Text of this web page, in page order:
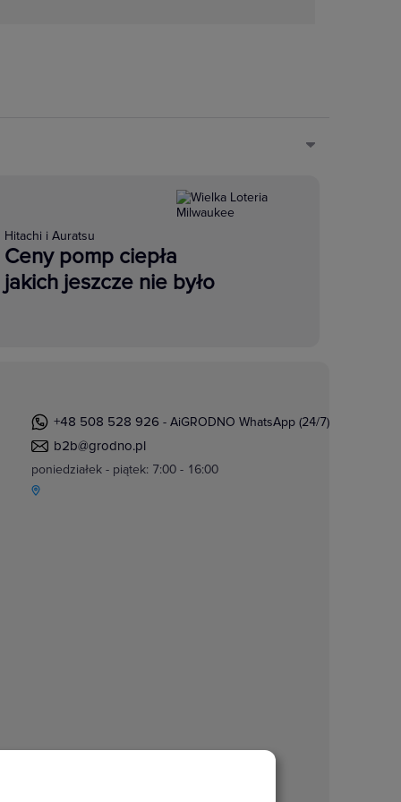
Hitachi i Auratsu
Ceny pomp ciepła
jakich jeszcze nie było
+48 508 528 926 - AiGRODNO WhatsApp (24/7)
b2b@grodno.pl
poniedziałek - piątek: 7:00 - 16:00